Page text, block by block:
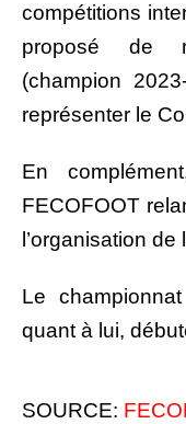
compétitions
proposé de
(champion
représenter le
En
FECOFOOT
l’organisation
Le
quant à lui,
SOURCE: